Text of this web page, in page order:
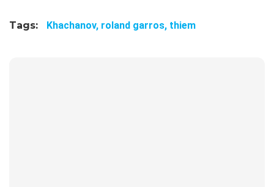
Tags: Khachanov, roland garros, thiem